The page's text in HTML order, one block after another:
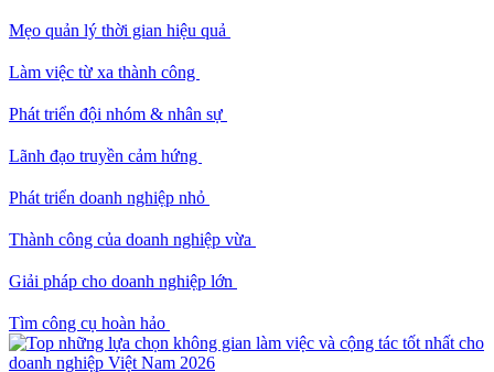
Mẹo quản lý thời gian hiệu quả
Làm việc từ xa thành công
Phát triển đội nhóm & nhân sự
Lãnh đạo truyền cảm hứng
Phát triển doanh nghiệp nhỏ
Thành công của doanh nghiệp vừa
Giải pháp cho doanh nghiệp lớn
Tìm công cụ hoàn hảo